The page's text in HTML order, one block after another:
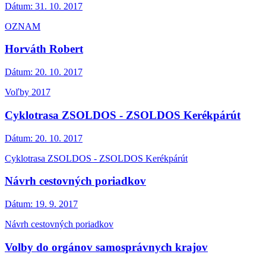
Dátum: 31. 10. 2017
OZNAM
Horváth Robert
Dátum: 20. 10. 2017
Voľby 2017
Cyklotrasa ZSOLDOS - ZSOLDOS Kerékpárút
Dátum: 20. 10. 2017
Cyklotrasa ZSOLDOS - ZSOLDOS Kerékpárút
Návrh cestovných poriadkov
Dátum: 19. 9. 2017
Návrh cestovných poriadkov
Volby do orgánov samosprávnych krajov